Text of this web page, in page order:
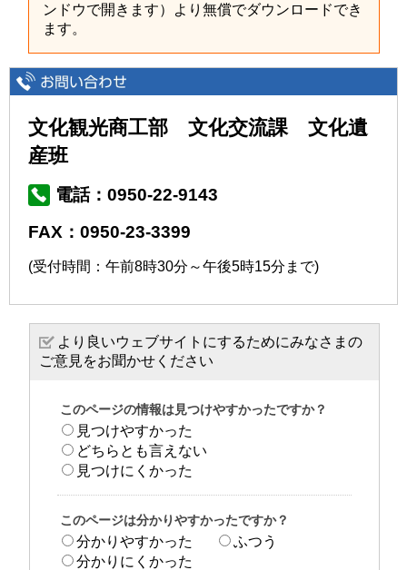
ンドウで開きます）より無償でダウンロードでき
ます。
文化観光商工部 文化交流課 文化遺
産班
電話：0950-22-9143
FAX：0950-23-3399
(受付時間：午前8時30分～午後5時15分まで)
より良いウェブサイトにするためにみなさまの
ご意見をお聞かせください
このページの情報は見つけやすかったですか？
見つけやすかった
どちらとも言えない
見つけにくかった
このページは分かりやすかったですか？
分かりやすかった
ふつう
分かりにくかった